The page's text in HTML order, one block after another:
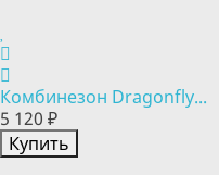
Комбинезон Dragonfly...
5 120 ₽
Купить